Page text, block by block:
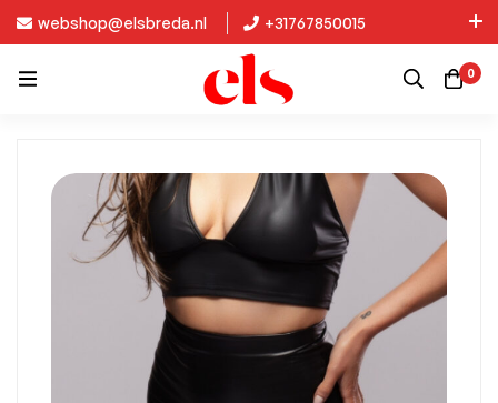
webshop@elsbreda.nl
+31767850015
Nieuw in de collectie: Kinky Diva!
0